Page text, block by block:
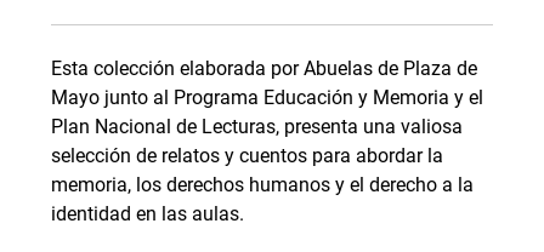
Esta colección elaborada por Abuelas de Plaza de
Mayo junto al Programa Educación y Memoria y el
Plan Nacional de Lecturas, presenta una valiosa
selección de relatos y cuentos para abordar la
memoria, los derechos humanos y el derecho a la
identidad en las aulas.